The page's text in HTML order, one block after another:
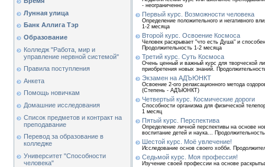
Лунная улица
Банк Аллига Тэр
Образование
Колледж "Работа, мир и
управление нервной системой"
Правила поступления
Анкета
Помощь новичкам
Домашние исследования
Список предметов и контракт на
преподавание
Перевод за образование в
колледже
Университет "Способности
человека"
- неограниченно
Первый курс. Возможности человека
Определение положительного и негативного
1-2 месяца
Второй курс. Освоение Космоса
Человек раскрывает "что есть Душа" и
Продолжительность 1-2 месяца
Третий курс. Суть Космоса
Очень ценный и важный курс для творческой
приобретения новых знаний.
Экзамен на АДЪЮНКТ
Освоение 2-ого релаксационного метода
(Степень - АДЪЮНКТ)
Четвертый курс. Космические дороги
Способности организма для физической
1 месяц
Пятый курс. Перспектива
Определение личной перспективы на основе
воспитание детей и наука...
Шестой курс. Моё увлечение!
Исследование основ своего хобби.
Седьмой курс. Моя профессия!
Изучение своей профессии на основе